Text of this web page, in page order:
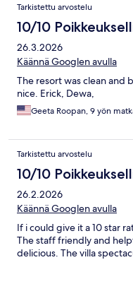
Tarkistettu arvostelu
10/10
26.3.2026
Käännä Googlen avulla
The resort was clean and
nice. Erick, Dewa,
Geeta Roopan, 9 yön
Tarkistettu arvostelu
10/10
26.2.2026
Käännä Googlen avulla
If i could give it a 10 star
The staff friendly and
delicious. The villa